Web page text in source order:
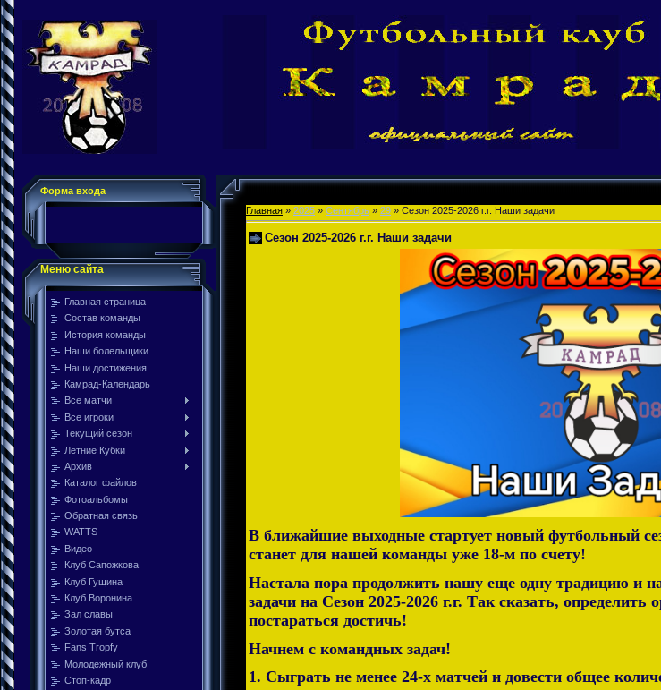
Форма входа
Меню сайта
Главная страница
Состав команды
История команды
Наши болельщики
Наши достижения
Камрад-Календарь
Все матчи
Все игроки
Текущий сезон
Летние Кубки
Архив
Каталог файлов
Фотоальбомы
Обратная связь
WATTS
Видео
Клуб Сапожкова
Клуб Гущина
Клуб Воронина
Зал славы
Золотая бутса
Fans Tropfy
Молодежный клуб
Стоп-кадр
Главная » 2025 » Сентябрь » 29 » Сезон 2025-2026 г.г. Наши задачи
Сезон 2025-2026 г.г. Наши задачи
В ближайшие выходные стартует новый футбольный
станет для нашей команды уже 18-м по счету!
Настала пора продолжить нашу еще одну традицию и
задачи на Сезон 2025-2026 г.г. Так сказать,
постараться достичь!
Начнем с командных задач!
1. Сыграть не менее 24-х матчей и довести общее